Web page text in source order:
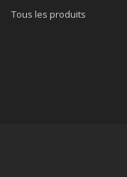
Tous les produits